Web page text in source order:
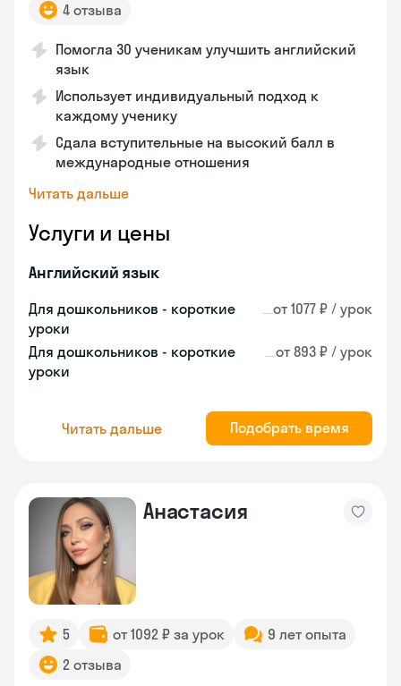
4 отзыва
Помогла 30 ученикам улучшить английский
язык
Использует индивидуальный подход к
каждому ученику
Сдала вступительные на высокий балл в
международные отношения
Читать дальше
Услуги и цены
Английский язык
Для дошкольников - короткие
уроки
от 1077 ₽ / урок
Для дошкольников - короткие
уроки
от 893 ₽ / урок
Читать дальше Подобрать время
Анастасия
5 от 1092 ₽ за урок
9 лет опыта
2 отзыва